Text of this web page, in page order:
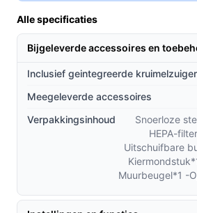
handgreep, plus de wijze van
accessoires (niet in
documentatie).
Waar let je op bij
(2 l) is relatief groot voor een
Waar let je op bij prestaties? —
zuigkracht (75.000 Pa), het
reinigingsstanden en de
controleer in de specificaties
gebruikstijden van 20–70
Alle specificaties
Bijgeleverde accessoires en
Inclusief geintegreerde kruimelzuiger
Meegeleverde accessoires
Verpakkingsinhoud
Snoerloze
HEPA-
Uitschuifbare
Muurbeugel*1 -